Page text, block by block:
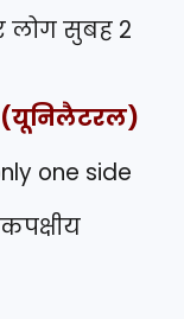
लोग सुबह 2
one side